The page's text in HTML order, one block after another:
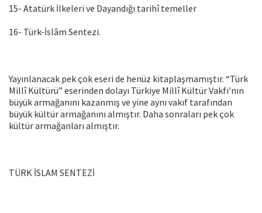
15- Atatürk İlkeleri ve Dayandığı tarihî temeller
16- Türk-İslâm Sentezi.
Yayınlanacak pek çok eseri de henüz kitaplaşmamıştır. “Türk
Millî Kültürü” eserinden dolayı Türkiye Millî Kültür Vakfı’nın
büyük armağanını kazanmış ve yine aynı vakıf tarafından
büyük kültür armağanını almıştır. Daha sonraları pek çok
kültür armağanları almıştır.
TÜRK İSLAM SENTEZİ